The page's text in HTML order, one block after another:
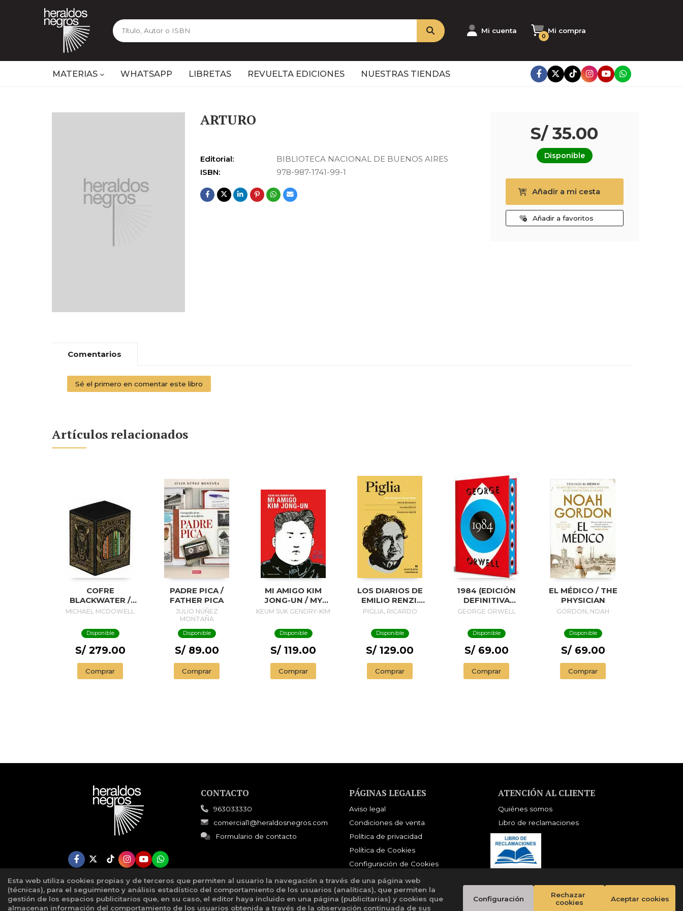
Mi cuenta Mi compra
0
MATERIAS WHATSAPP LIBRETAS REVUELTA EDICIONES NUESTRAS TIENDAS
ARTURO
Editorial:
BIBLIOTECA NACIONAL DE BUENOS AIRES
ISBN:
978-987-1741-99-1
S/ 35.00
Disponible
Añadir a mi cesta
Añadir a favoritos
Comentarios
Sé el primero en comentar este libro
Artículos relacionados
COFRE
BLACKWATER /
BLACKWATER
MICHAEL MCDOWELL
Disponible
S/ 279.00
Comprar
PADRE PICA /
FATHER PICA
JULIO NÚÑEZ
MONTAÑA
Disponible
S/ 89.00
Comprar
MI AMIGO KIM
JONG-UN / MY
FRIEND KIM JONG-
KEUM SUK GENDRY-KIM
Disponible
S/ 119.00
Comprar
LOS DIARIOS DE
EMILIO RENZI.
AÑOS DE
AÑOS FELICES II;
UN DIA EN LA VIDA
III
PIGLIA, RICARDO
Disponible
S/ 129.00
Comprar
1984 (EDICIÓN
DEFINITIVA
AVALADA POR THE
(EDICIÓN
ESPECIAL
LIMITADA CON
PINTADOS) / 1984
(EDITION
GEORGE ORWELL
Disponible
S/ 69.00
Comprar
EL MÉDICO / THE
PHYSICIAN
GORDON, NOAH
Disponible
S/ 69.00
Comprar
CONTACTO
963033330
comercial1@heraldosnegros.com
Formulario de contacto
PÁGINAS LEGALES
Aviso legal
Condiciones de venta
Política de privacidad
Política de Cookies
Configuración de Cookies
ATENCIÓN AL CLIENTE
Quiénes somos
Libro de reclamaciones
Esta web utiliza cookies propias y de terceros que permiten al usuario la navegación a través de una página web
(técnicas), para el seguimiento y análisis estadístico del comportamiento de los usuarios (analíticas), que permiten la
gestión de los espacios publicitarios que, en su caso, el editor haya incluido en una página (publicitarias) y cookies que
almacenan información del comportamiento de los usuarios obtenida a través de la observación continuada de sus
Configuración
Rechazar
cookies
Aceptar cookies